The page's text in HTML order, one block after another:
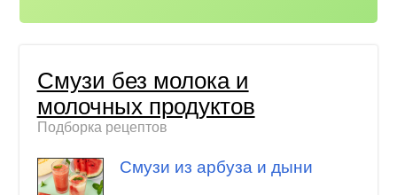
Смузи без молока и
молочных продуктов
Подборка рецептов
Смузи из арбуза и дыни